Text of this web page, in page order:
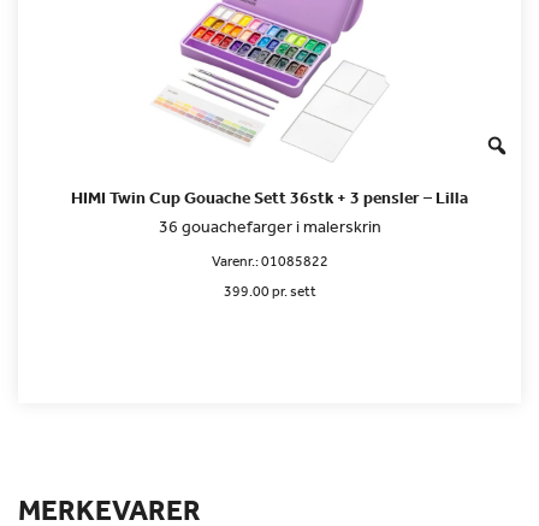
HIMI Twin Cup Gouache Sett 36stk + 3 pensler – Lilla
36 gouachefarger i malerskrin
Varenr.:01085822
399.00 pr. sett
MERKEVARER